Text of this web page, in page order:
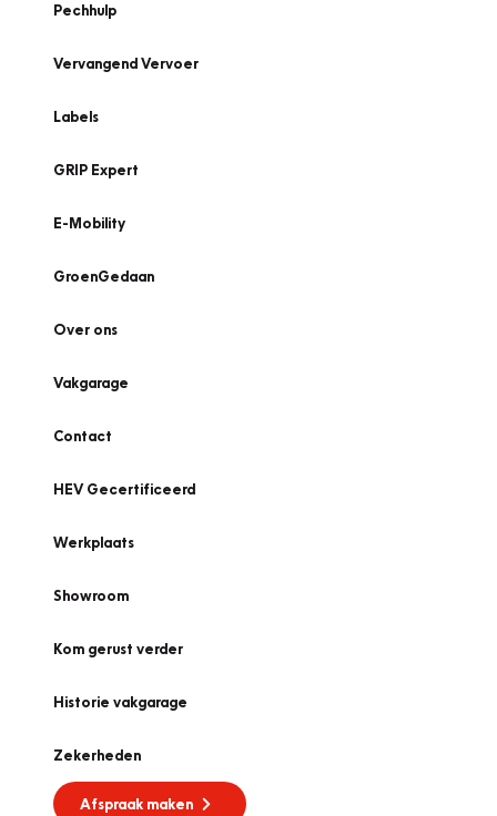
Pechhulp
Vervangend Vervoer
Labels
GRIP Expert
E-Mobility
GroenGedaan
Over ons
Vakgarage
Contact
HEV Gecertificeerd
Werkplaats
Showroom
Kom gerust verder
Historie vakgarage
Zekerheden
Afspraak maken